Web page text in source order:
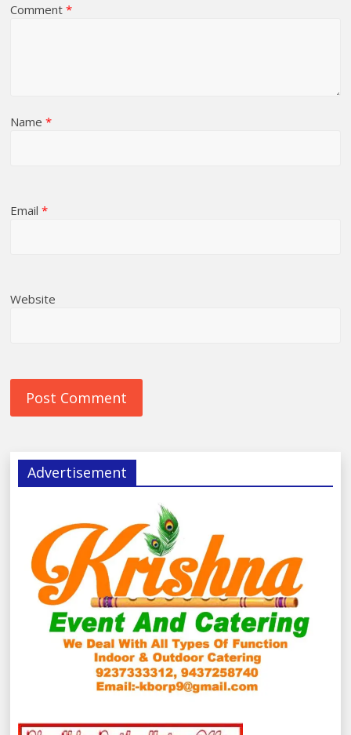
Comment*
Name*
Email*
Website
Advertisement